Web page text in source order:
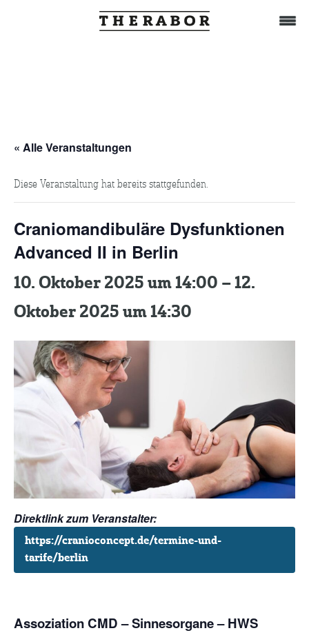
Das Team
TuWat
Therabor-Akademie
« Alle Veranstaltungen
Diese Veranstaltung hat bereits stattgefunden.
Craniomandibuläre Dysfunktionen
Advanced II in Berlin
10. Oktober 2025 um 14:00 – 12.
Oktober 2025 um 14:30
Direktlink zum Veranstalter:
https://cranioconcept.de/termine-und-
tarife/berlin
Assoziation CMD – Sinnesorgane – HWS